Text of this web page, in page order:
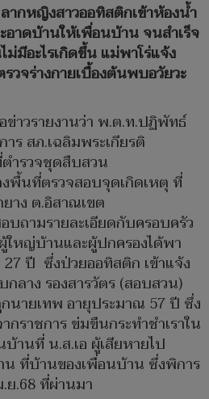
ากหญิงสาวออทิสติกเข้าห้องน้ำ
อาดบ้านให้เพื่อนบ้าน จนสำเร็จ
ม่มีอะไรเกิดขึ้น แม่พาโร่แจ้ง
วจร่างกายเบื้องต้นพบอวัยวะ
ข่าวรายงานว่า พ.ต.ท.ปฏิพัทธ์
ร สภ.เฉลิมพระเกียรติ
ำรวจชุดสืบสวน
งพื้นที่ตรวจสอบจุดเกิดเหตุ ที่
าง ต.อิสาณเขต
บถามรายละเอียดกับครอบครัว
ใหญ่บ้านและผู้ปกครองได้พา
ปี ซึ่งป่วยออทิสติก เข้าแจ้ง
กลาง รองสารวัตร (สอบสวน)
นายเทพ อายุประมาณ 57 ปี ซึ่ง
ราชการ ข่มขืนกระทำชำเราใน
านที่ น.ส.เอ ผู้เสียหายไป
น ที่บ้านของเพื่อนบ้าน ซึ่งพิการ
.ย.68 ที่ผ่านมา